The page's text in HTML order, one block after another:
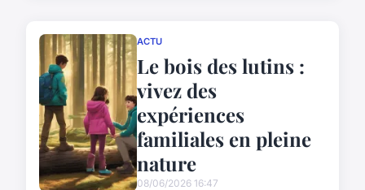
ACTU
Le bois des lutins :
vivez des
expériences
familiales en pleine
nature
08/06/2026 16:47